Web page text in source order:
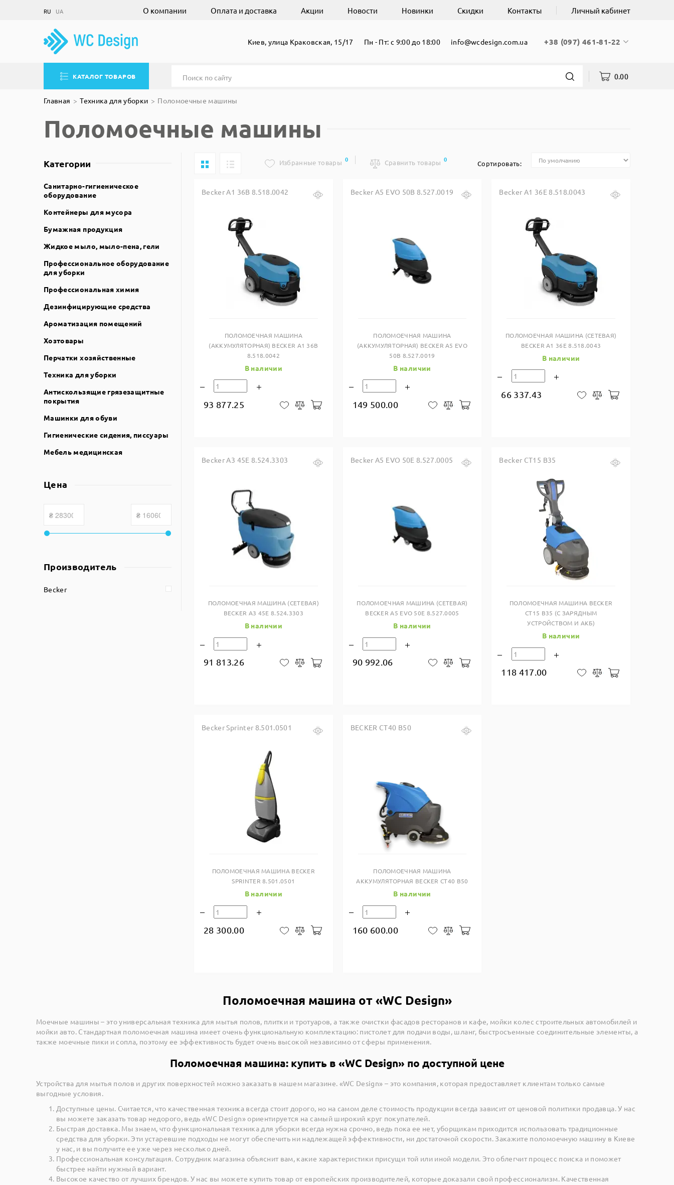
RU UA О компании Оплата и доставка Акции Новости Новинки Скидки Контакты Личный кабинет
Киев, улица Краковская, 15/17 Пн - Пт: с 9:00 до 18:00 info@wcdesign.com.ua +38 (097) 461-81-22
КАТАЛОГ ТОВАРОВ 0.00
Главная Техника для уборки Поломоечные машины
Поломоечные машины
Категории
Санитарно-гигиеническое
оборудование
Контейнеры для мусора
Бумажная продукция
Жидкое мыло, мыло-пена, гели
Профессиональное оборудование
для уборки
Профессиональная химия
Дезинфицирующие средства
Ароматизация помещений
Хозтовары
Перчатки хозяйственные
Техника для уборки
Антискользящие грязезащитные
покрытия
Машинки для обуви
Гигиенические сидения, писсуары
Мебель медицинская
Цена
Производитель
Becker
Избранные товары 0 Сравнить товары 0 Сортировать:
Becker A1 36B 8.518.0042
Купить в один клик
ПОЛОМОЕЧНАЯ МАШИНА
(АККУМУЛЯТОРНАЯ) BECKER A1 36B
8.518.0042
В наличии
93 877.25 В закладки
СравнитьВ корзину
Becker A5 EVO 50B 8.527.0019
ПОЛОМОЕЧНАЯ МАШИНА
(АККУМУЛЯТОРНАЯ) BECKER A5 EVO
50B 8.527.0019
В наличии
149 500.00 В закладки
Сравнить
Becker A1 36E 8.518.0043
Купить в один клик
ПОЛОМОЕЧНАЯ МАШИНА (СЕТЕВАЯ)
BECKER A1 36E 8.518.0043
В наличии
66 337.43 В закладки
Сравнить
Becker A3 45E 8.524.3303
Купить в один клик
ПОЛОМОЕЧНАЯ МАШИНА (СЕТЕВАЯ)
BECKER A3 45E 8.524.3303
В наличии
91 813.26 В закладки
СравнитьВ корзину
Becker A5 EVO 50E 8.527.0005
ПОЛОМОЕЧНАЯ МАШИНА (СЕТЕВАЯ)
BECKER A5 EVO 50E 8.527.0005
В наличии
90 992.06 В закладки
Сравнить
Becker CT15 B35
Купить в один клик
ПОЛОМОЕЧНАЯ МАШИНА BECKER
CT15 B35 (C ЗАРЯДНЫМ
УСТРОЙСТВОМ И АКБ)
В наличии
118 417.00 В закладки
Сравнить
Becker Sprinter 8.501.0501
Купить в один клик
ПОЛОМОЕЧНАЯ МАШИНА BECKER
SPRINTER 8.501.0501
В наличии
28 300.00 В закладки
СравнитьВ корзину
BECKER CT40 B50
Купить в один клик
ПОЛОМОЕЧНАЯ МАШИНА
АККУМУЛЯТОРНАЯ BECKER CT40 B50
В наличии
160 600.00 В закладки
Сравнить
Поломоечная машина от «WC Design»
Моечные машины – это универсальная техника для мытья полов, плитки и тротуаров, а также очистки фасадов ресторанов и кафе, мойки колес строительных автомобилей и
мойки авто. Стандартная поломоечная машина имеет очень функциональную комплектацию: пистолет для подачи воды, шланг, быстросъемные соединительные элементы, а
также моечные пики и сопла, поэтому ее эффективность будет очень высокой независимо от сферы применения.
Поломоечная машина: купить в «WC Design» по доступной цене
Устройства для мытья полов и других поверхностей можно заказать в нашем магазине. «WC Design» – это компания, которая предоставляет клиентам только самые
выгодные условия.
Доступные цены. Считается, что качественная техника всегда стоит дорого, но на самом деле стоимость продукции всегда зависит от ценовой политики продавца. У нас
вы можете заказать товар недорого, ведь «WC Design» ориентируется на самый широкий круг покупателей.
Быстрая доставка. Мы знаем, что функциональная техника для уборки всегда нужна срочно, ведь пока ее нет, уборщикам приходится использовать традиционные
средства для уборки. Эти устаревшие подходы не могут обеспечить ни надлежащей эффективности, ни достаточной скорости. Закажите поломоечную машину в Киеве
у нас, и вы получите ее уже через несколько дней.
Профессиональная консультация. Сотрудник магазина объяснит вам, какие характеристики присущи той или иной модели. Это облегчит процесс поиска и поможет
быстрее найти нужный вариант.
Высокое качество от лучших брендов. У нас вы можете купить товар от европейских производителей, которые доказали свой профессионализм. Качественная